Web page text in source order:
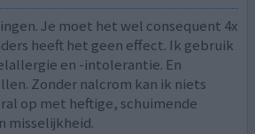
Je moet het wel consequent 4x
heeft het geen effect. Ik gebruik
en -intolerantie. En
Zonder nalcrom kan ik niets
op met heftige, schuimende
misselijkheid.